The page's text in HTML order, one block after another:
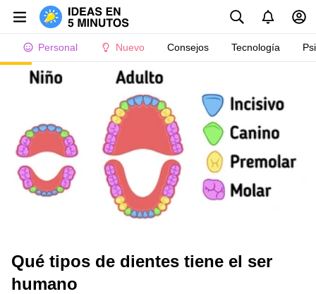
Personal Nuevo Consejos Tecnología
Qué tipos de dientes tiene el ser
humano